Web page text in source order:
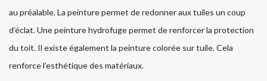
au préalable. La peinture permet de redonner aux tuiles un coup
d’éclat. Une peinture hydrofuge permet de renforcer la protection
du toit. Il existe également la peinture colorée sur tuile. Cela
renforce l’esthétique des matériaux.